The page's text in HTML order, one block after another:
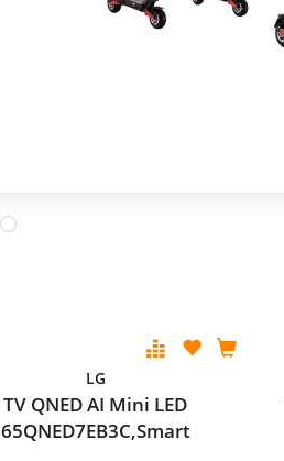
LG
TV QNED AI Mini LED
65QNED7EB3C,Smart